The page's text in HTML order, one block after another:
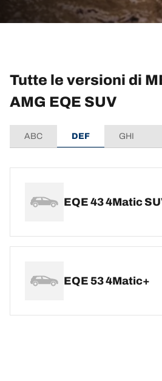
Tutte le versioni di
AMG EQE SUV
ABC DEF GHI
EQE 43 4Matic
EQE 53 4Matic+